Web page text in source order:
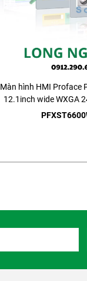
Màn hình HMI Proface
12.1inch wide WXGA